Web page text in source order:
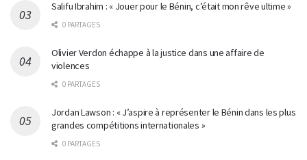
Salifu Ibrahim : « Jouer pour le Bénin, c’était mon rêve ultime »
0 PARTAGES
Olivier Verdon échappe à la justice dans une affaire de
violences
0 PARTAGES
Jordan Lawson : « J’aspire à représenter le Bénin dans les plus
grandes compétitions internationales »
0 PARTAGES